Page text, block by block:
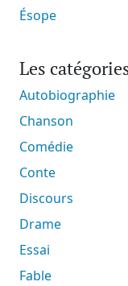
Ésope
Les
Autobiographie
Chanson
Comédie
Conte
Discours
Drame
Essai
Fable